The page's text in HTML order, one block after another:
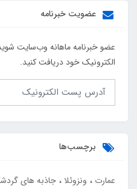
عضویت خبرنامه
عضو خبرنامه ماهانه وب‌سایت
الکترونیک خود دریافت کنید.
برچسب‌ها
عمارت ونزوئلا
جاذبه های